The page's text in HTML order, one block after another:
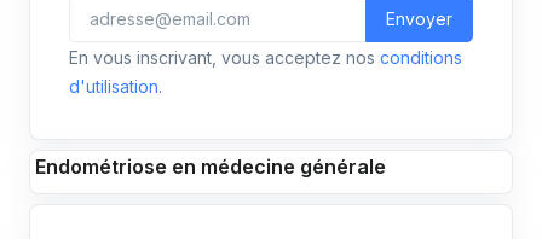
Envoyer
En vous inscrivant, vous acceptez nos conditions
d'utilisation.
Endométriose en médecine générale